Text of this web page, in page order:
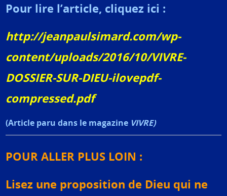
Pour lire l’article, cliquez ici :
http://jeanpaulsimard.com/wp-
content/uploads/2016/10/VIVRE-
DOSSIER-SUR-DIEU-ilovepdf-
compressed.pdf
(Article paru dans le magazine VIVRE)
POUR ALLER PLUS LOIN :
Lisez une proposition de Dieu qui ne